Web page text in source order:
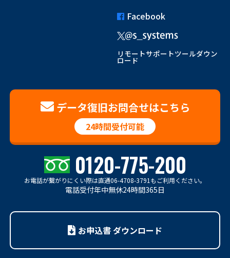
Facebook
リモートサポートツールダウン
ロード
データ復旧お問合せはこちら
24時間受付可能
0120-775-200
お電話が繋がりにくい際は直通06-4708-3791もご利用ください。
電話受付年中無休24時間365日
お申込書 ダウンロード